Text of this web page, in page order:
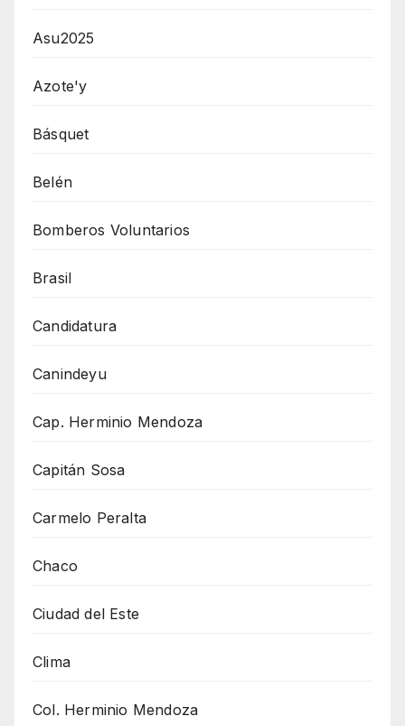
Asu2025
Azote'y
Básquet
Belén
Bomberos Voluntarios
Brasil
Candidatura
Canindeyu
Cap. Herminio Mendoza
Capitán Sosa
Carmelo Peralta
Chaco
Ciudad del Este
Clima
Col. Herminio Mendoza